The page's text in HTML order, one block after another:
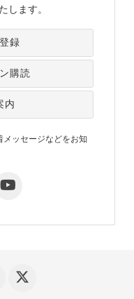
します。
録
購読
内
メッセージなどをお知